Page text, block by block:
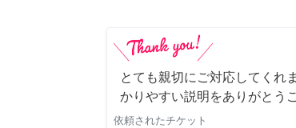
とても親切にご対応してくれ
かりやすい説明をありがとう
依頼されたチケット